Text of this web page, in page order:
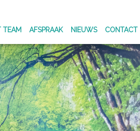
TEAM AFSPRAAK NIEUWS CONTACT